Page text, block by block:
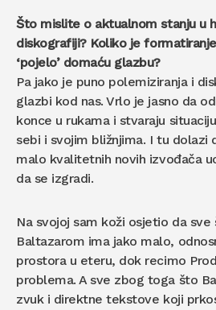
Što mislite o aktualnom stanju u
diskografiji? Koliko je
‘pojelo’ domaću glazbu?
Pa jako je puno polemiziranja i
glazbi kod nas. Vrlo je jasno da
konce u rukama i stvaraju
sebi i svojim bližnjima. I tu dolazi
malo kvalitetnih novih izvođača
da se izgradi.
Na svojoj sam koži osjetio da sve
Baltazarom ima jako malo,
prostora u eteru, dok recimo
problema. A sve zbog toga što
zvuk i direktne tekstove koji